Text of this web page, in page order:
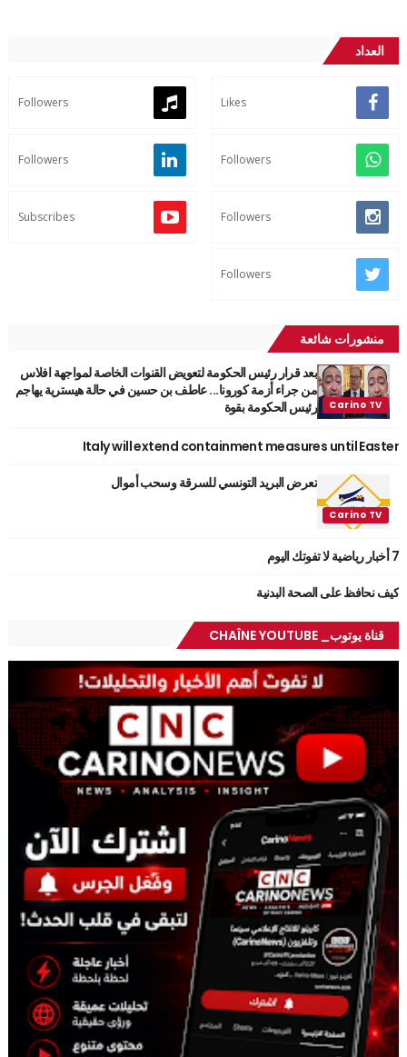
العداد
Likes
Followers
Followers
Followers
Followers
Subscribes
Followers
منشورات شائعة
بعد قرار رئيس الحكومة لتعويض القنوات الخاصة لمواجهة افلاس
من جراء أزمة كورونا... عاطف بن حسين في حالة هيسترية يهاجم
رئيس الحكومة بقوة
Italy will extend containment measures until Easter
تعرض البريد التونسي للسرقة وسحب أموال
7 أخبار رياضية لا تفوتك اليوم
كيف نحافظ على الصحة البدنية
قناة يوتوب_ CHAÎNE YOUTUBE